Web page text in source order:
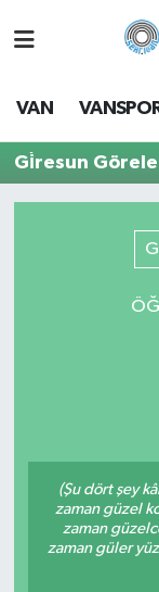
VAN
Gi̇resun
(Şu dört şey
zaman güzel
zaman
zaman güler
Van Hava
Van Trafik
Süper Lig
Son